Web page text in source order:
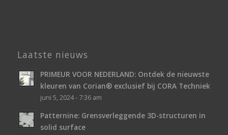
Laatste nieuws
PRIMEUR VOOR NEDERLAND: Ontdek de nieuwste
kleuren van Corian® exclusief bij CORA Techniek
juni 5, 2024 - 7:36 am
Patternine: Grensverleggende 3D-structuren in
solid surface